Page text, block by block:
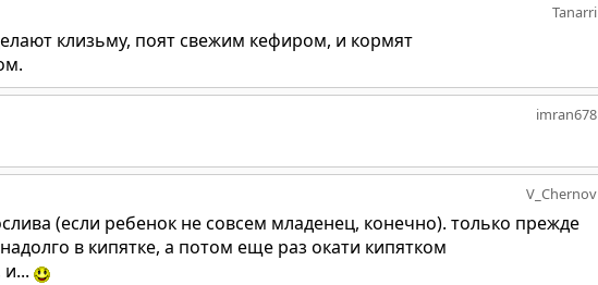
Tanarri
клизьму, поят свежим кефиром, и кормят
imran678
V_Chernov
(если ребенок не совсем младенец, конечно). только прежде
в кипятке, а потом еще раз окати кипятком
и...